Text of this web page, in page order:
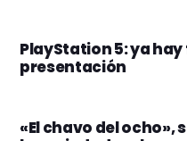
PlayStation 5: ya
presentación
«El chavo del